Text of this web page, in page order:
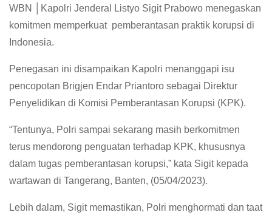
WBN │Kapolri Jenderal Listyo Sigit Prabowo menegaskan
komitmen memperkuat pemberantasan praktik korupsi di
Indonesia.
Penegasan ini disampaikan Kapolri menanggapi isu
pencopotan Brigjen Endar Priantoro sebagai Direktur
Penyelidikan di Komisi Pemberantasan Korupsi (KPK).
“Tentunya, Polri sampai sekarang masih berkomitmen
terus mendorong penguatan terhadap KPK, khususnya
dalam tugas pemberantasan korupsi,” kata Sigit kepada
wartawan di Tangerang, Banten, (05/04/2023).
Lebih dalam, Sigit memastikan, Polri menghormati dan taat